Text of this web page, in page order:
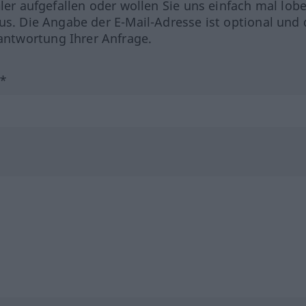
aufgefallen oder wollen Sie uns einfach mal
Die Angabe der E-Mail-Adresse ist optional und
Ihrer Anfrage.